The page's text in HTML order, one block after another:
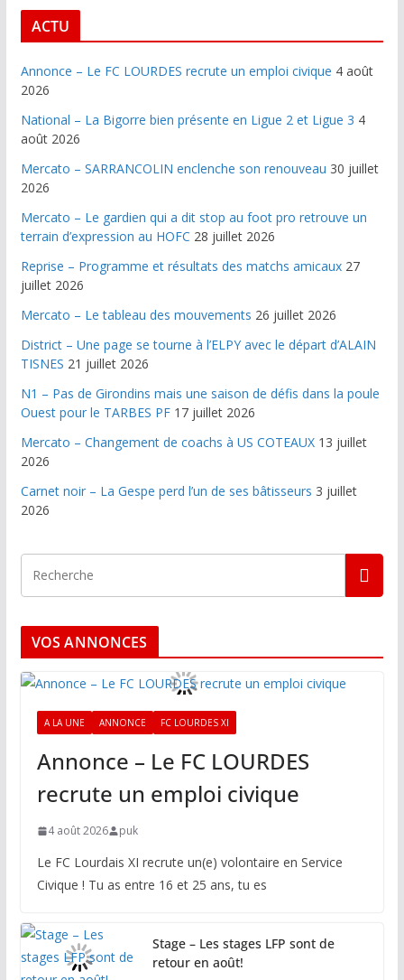
ACTU
Annonce – Le FC LOURDES recrute un emploi civique 4 août
2026
National – La Bigorre bien présente en Ligue 2 et Ligue 3 4
août 2026
Mercato – SARRANCOLIN enclenche son renouveau 30 juillet
2026
Mercato – Le gardien qui a dit stop au foot pro retrouve un
terrain d’expression au HOFC 28 juillet 2026
Reprise – Programme et résultats des matchs amicaux 27
juillet 2026
Mercato – Le tableau des mouvements 26 juillet 2026
District – Une page se tourne à l’ELPY avec le départ d’ALAIN
TISNES 21 juillet 2026
N1 – Pas de Girondins mais une saison de défis dans la poule
Ouest pour le TARBES PF 17 juillet 2026
Mercato – Changement de coachs à US COTEAUX 13 juillet
2026
Carnet noir – La Gespe perd l’un de ses bâtisseurs 3 juillet
2026
VOS ANNONCES
A LA UNE ANNONCE FC LOURDES XI
Annonce – Le FC LOURDES
recrute un emploi civique
4 août 2026 puk
Le FC Lourdais XI recrute un(e) volontaire en Service
Civique ! Tu as entre 16 et 25 ans, tu es
Stage – Les stages LFP sont de
retour en août!